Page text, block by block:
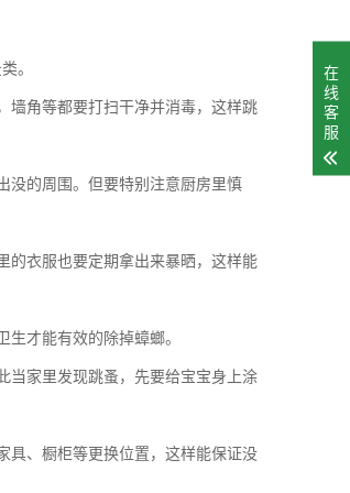
。
墙角等都要打扫干净并消毒，这样跳
没的周围。但要特别注意厨房里慎
的衣服也要定期拿出来暴晒，这样能
才能有效的除掉蟑螂。
当家里发现跳蚤，先要给宝宝身上涂
具、橱柜等更换位置，这样能保证没
在
线
客
服